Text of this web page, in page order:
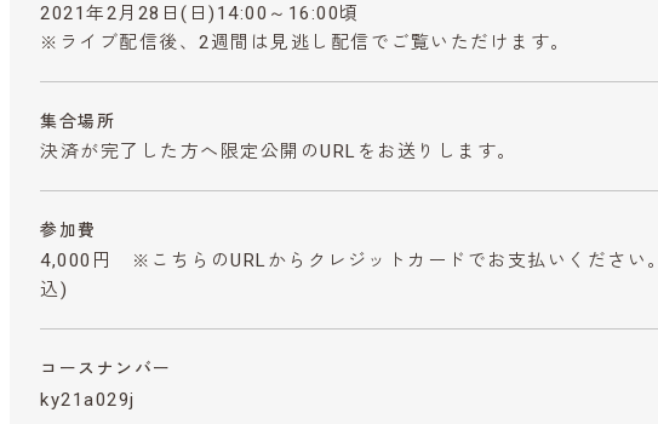
2021年2月28日(日)14:00～16:00頃
※ライブ配信後、2週間は見逃し配信でご覧いただけます。
集合場所
決済が完了した方へ限定公開のURLをお送りします。
参加費
4,000円 ※こちらのURLからクレジットカードでお支払いください。
込)
コースナンバー
ky21a029j